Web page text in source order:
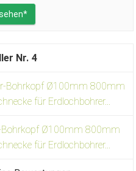
4
Bohrkopf Ø100mm 800mm
für Erdlochbohrer...